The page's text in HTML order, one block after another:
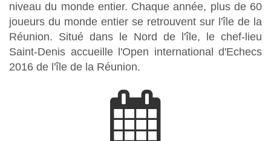
niveau du monde entier. Chaque année, plus de 60
joueurs du monde entier se retrouvent sur l'île de la
Réunion. Situé dans le Nord de l'île, le chef-lieu
Saint-Denis accueille l'Open international d'Echecs
2016 de l'île de la Réunion.